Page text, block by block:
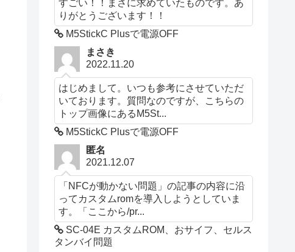
すごい！！まさに求めていたものです。あ
りがとうございます！！
M5StickC Plusで電源OFF
まさき
2022.11.20
はじめまして。いつも参考にさせていただ
いております。質問なのですが、こちらの
トップ画像にあるM5St...
M5StickC Plusで電源OFF
匿名
2021.12.07
「NFCが動かない問題」の記事の内容に沿
ってカスタムromを導入しようとしていま
す。「ここから/pr...
SC-04E カスタムROM、おサイフ、セルス
タンバイ問題